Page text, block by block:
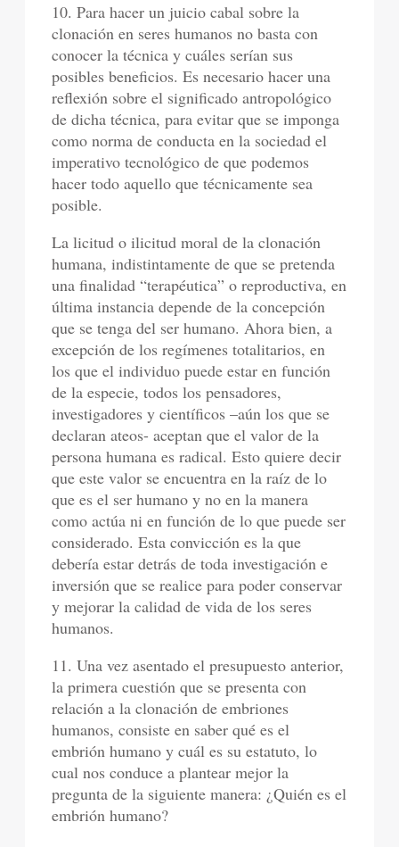
10. Para hacer un juicio cabal sobre la
clonación en seres humanos no basta con
conocer la técnica y cuáles serían sus
posibles beneficios. Es necesario hacer una
reflexión sobre el significado antropológico
de dicha técnica, para evitar que se imponga
como norma de conducta en la sociedad el
imperativo tecnológico de que podemos
hacer todo aquello que técnicamente sea
posible.
La licitud o ilicitud moral de la clonación
humana, indistintamente de que se pretenda
una finalidad “terapéutica” o reproductiva, en
última instancia depende de la concepción
que se tenga del ser humano. Ahora bien, a
excepción de los regímenes totalitarios, en
los que el individuo puede estar en función
de la especie, todos los pensadores,
investigadores y científicos –aún los que se
declaran ateos- aceptan que el valor de la
persona humana es radical. Esto quiere decir
que este valor se encuentra en la raíz de lo
que es el ser humano y no en la manera
como actúa ni en función de lo que puede ser
considerado. Esta convicción es la que
debería estar detrás de toda investigación e
inversión que se realice para poder conservar
y mejorar la calidad de vida de los seres
humanos.
11. Una vez asentado el presupuesto anterior,
la primera cuestión que se presenta con
relación a la clonación de embriones
humanos, consiste en saber qué es el
embrión humano y cuál es su estatuto, lo
cual nos conduce a plantear mejor la
pregunta de la siguiente manera: ¿Quién es el
embrión humano?